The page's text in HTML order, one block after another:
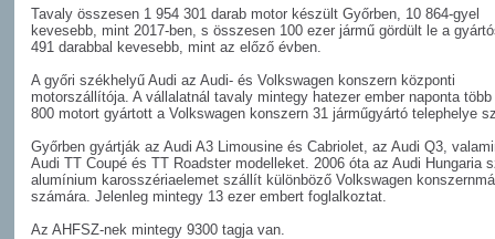
Tavaly összesen 1 954 301 darab motor készült Győrben, 10 864-gyel
kevesebb, mint 2017-ben, s összesen 100 ezer jármű gördült le a
491 darabbal kevesebb, mint az előző évben.
A győri székhelyű Audi az Audi- és Volkswagen konszern központi
motorszállítója. A vállalatnál tavaly mintegy hatezer ember naponta
800 motort gyártott a Volkswagen konszern 31 járműgyártó telephelye
Győrben gyártják az Audi A3 Limousine és Cabriolet, az Audi Q3,
Audi TT Coupé és TT Roadster modelleket. 2006 óta az Audi Hungaria
alumínium karosszériaelemet szállít különböző Volkswagen
számára. Jelenleg mintegy 13 ezer embert foglalkoztat.
Az AHFSZ-nek mintegy 9300 tagja van.